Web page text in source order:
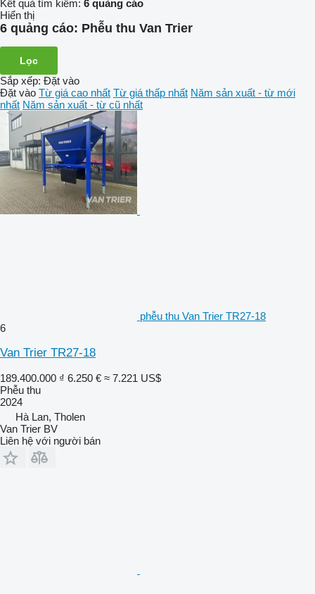
Kết quả tìm kiếm: 6 quảng cáo
Hiển thị
6 quảng cáo: Phễu thu Van Trier
Lọc
Sắp xếp: Đặt vào
Đặt vào Từ giá cao nhất Từ giá thấp nhất Năm sản xuất - từ mới
nhất Năm sản xuất - từ cũ nhất
phễu thu Van Trier TR27-18
6
Van Trier TR27-18
189.400.000 ₫ 6.250 € ≈ 7.221 US$
Phễu thu
2024
Hà Lan, Tholen
Van Trier BV
Liên hệ với người bán